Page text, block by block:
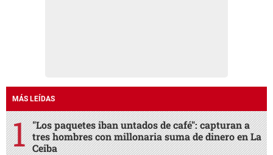
MÁS LEÍDAS
"Los paquetes iban untados de café": capturan a
tres hombres con millonaria suma de dinero en La
Ceiba